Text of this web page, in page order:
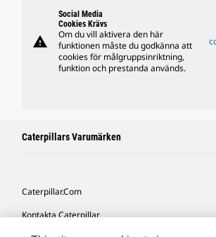
warning
Social Media
Cookies Krävs
Om du vill aktivera den här
funktionen måste du godkänna att
cookies för målgruppsinriktning,
funktion och prestanda används.
Caterpillars Varumärken
Caterpillar.com
Kontakta Caterpillar